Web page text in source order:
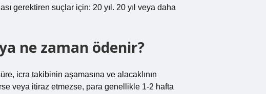
gerektiren suçlar için: 20 yıl. 20 yıl veya daha
ne zaman ödenir?
icra takibinin aşamasına ve alacaklının
veya itiraz etmezse, para genellikle 1-2 hafta